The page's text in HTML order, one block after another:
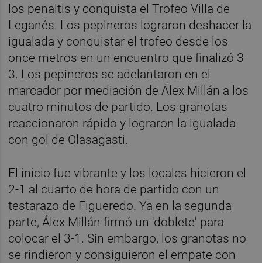
los penaltis y conquista el Trofeo Villa de
Leganés. Los pepineros lograron deshacer la
igualada y conquistar el trofeo desde los
once metros en un encuentro que finalizó 3-
3. Los pepineros se adelantaron en el
marcador por mediación de Álex Millán a los
cuatro minutos de partido. Los granotas
reaccionaron rápido y lograron la igualada
con gol de Olasagasti.
El inicio fue vibrante y los locales hicieron el
2-1 al cuarto de hora de partido con un
testarazo de Figueredo. Ya en la segunda
parte, Álex Millán firmó un 'doblete' para
colocar el 3-1. Sin embargo, los granotas no
se rindieron y consiguieron el empate con